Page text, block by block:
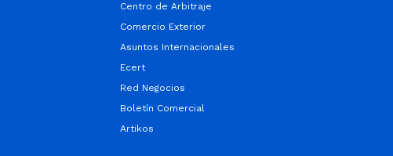
Centro de Arbitraje
Comercio Exterior
Asuntos Internacionales
Ecert
Red Negocios
Boletín Comercial
Artikos